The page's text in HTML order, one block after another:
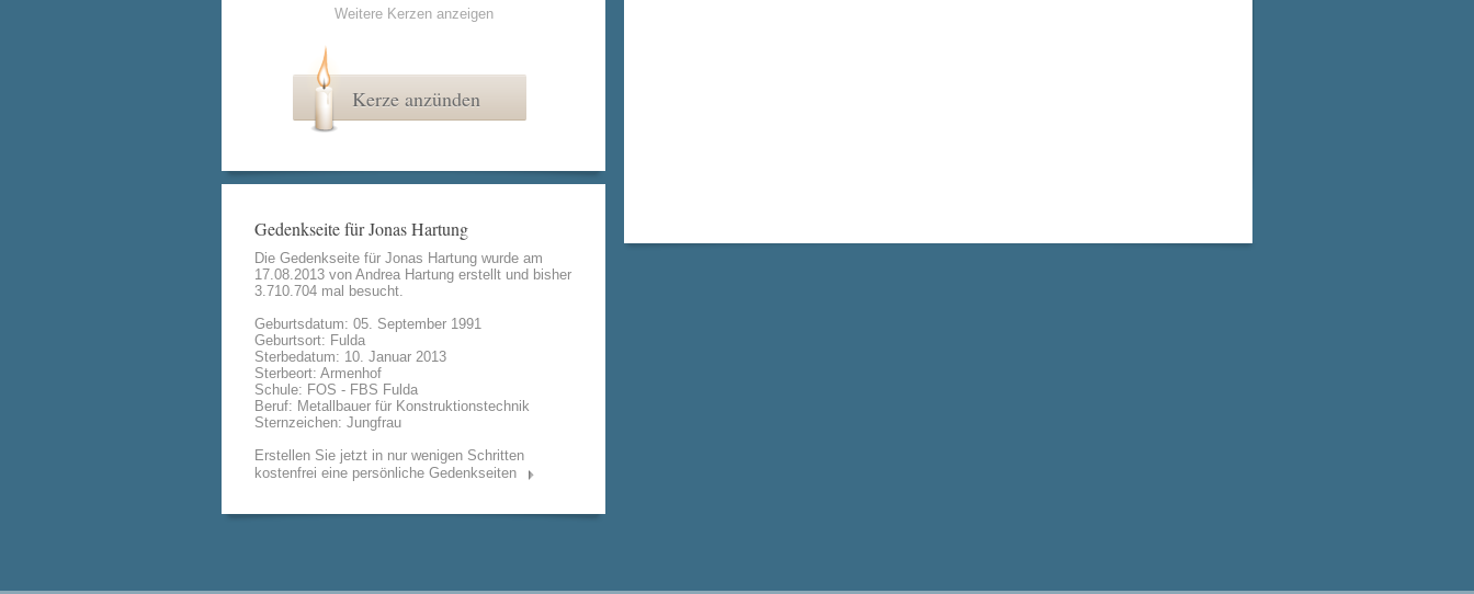
Weitere Kerzen anzeigen
Kerze anzünden
Gedenkseite für Jonas Hartung
Die Gedenkseite für Jonas Hartung wurde am
17.08.2013 von Andrea Hartung erstellt und bisher
3.710.704 mal besucht.
Geburtsdatum: 05. September 1991
Geburtsort: Fulda
Sterbedatum: 10. Januar 2013
Sterbeort: Armenhof
Schule: FOS - FBS Fulda
Beruf: Metallbauer für Konstruktionstechnik
Sternzeichen: Jungfrau
Erstellen Sie jetzt in nur wenigen Schritten
kostenfrei eine persönliche Gedenkseiten